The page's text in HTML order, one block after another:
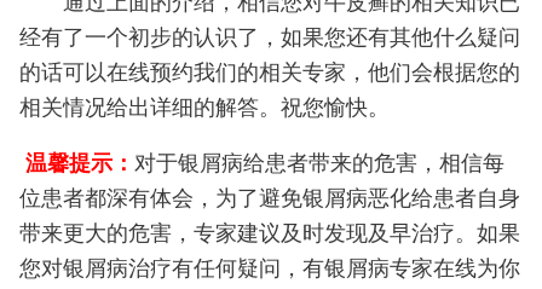
经有了一个初步的认识了，如果您还有其他什么疑问
的话可以在线预约我们的相关专家，他们会根据您的
相关情况给出详细的解答。祝您愉快。
温馨提示： 对于银屑病给患者带来的危害，相信每
位患者都深有体会，为了避免银屑病恶化给患者自身
带来更大的危害，专家建议及时发现及早治疗。如果
您对银屑病治疗有任何疑问，有银屑病专家在线为你